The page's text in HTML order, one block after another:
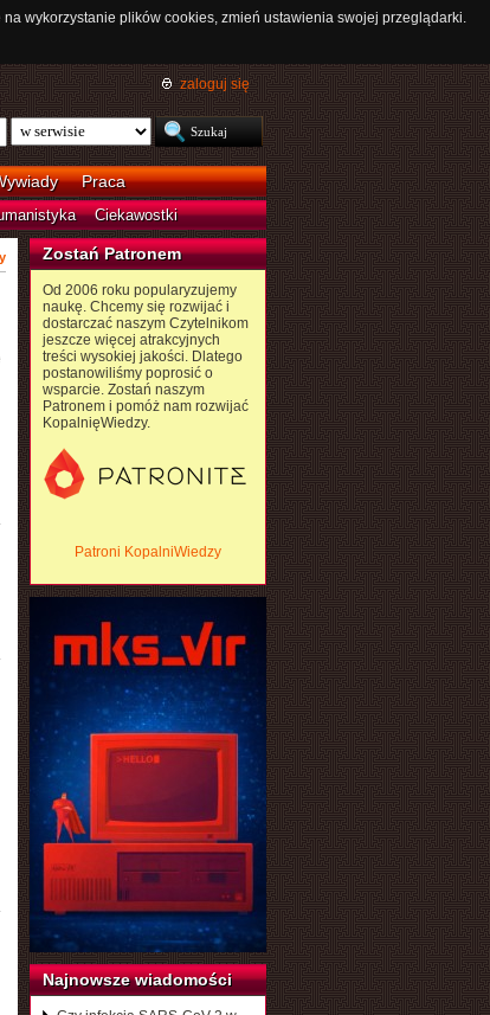
wykorzystanie plików cookies, zmień ustawienia swojej przeglądarki.
zaloguj się
Praca
Ciekawostki
Zostań Patronem
Od 2006 roku popularyzujemy
naukę. Chcemy się rozwijać i
dostarczać naszym Czytelnikom
jeszcze więcej atrakcyjnych
treści wysokiej jakości. Dlatego
postanowiliśmy poprosić o
wsparcie. Zostań naszym
Patronem i pomóż nam rozwijać
KopalnięWiedzy.
Patroni KopalniWiedzy
Najnowsze wiadomości